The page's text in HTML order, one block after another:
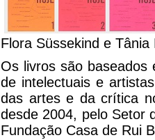
Flora Süssekind e Tânia
Os livros são baseados
de intelectuais e
das artes e da crítica
desde 2004, pelo Setor
Fundação Casa de Rui